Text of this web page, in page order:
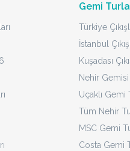
Gemi
Türkiye
İstanbul
Kuşadası
Nehir Gemisi
Uçaklı Gemi
Tüm Nehir
MSC Gemi
Costa Gemi